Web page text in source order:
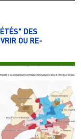
DES
OU RE-